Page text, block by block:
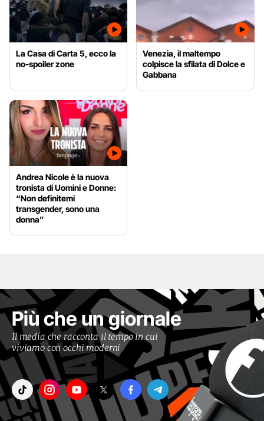
La Casa di Carta 5, ecco la
no-spoiler zone
Venezia, il maltempo
colpisce la sfilata di Dolce e
Gabbana
Andrea Nicole è la nuova
tronista di Uomini e Donne:
“Non definitemi
transgender, sono una
donna”
Più che un giornale
Il media che racconta il tempo in cui
viviamo con occhi moderni